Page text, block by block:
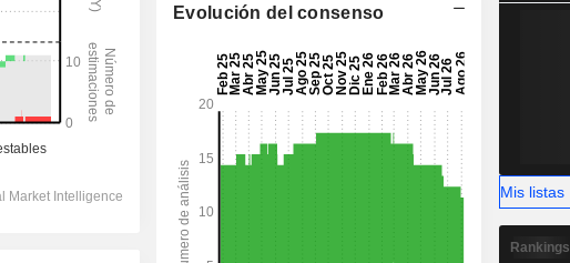
Evolución del consenso
Mis listas
Rankings